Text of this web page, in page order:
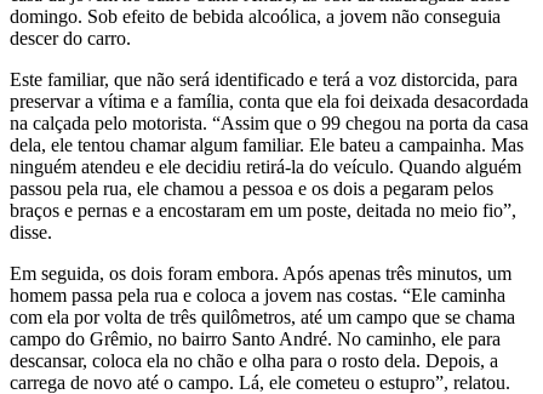
domingo. Sob efeito de bebida alcoólica, a jovem não conseguia
descer do carro.
Este familiar, que não será identificado e terá a voz distorcida, para
preservar a vítima e a família, conta que ela foi deixada desacordada
na calçada pelo motorista. “Assim que o 99 chegou na porta da casa
dela, ele tentou chamar algum familiar. Ele bateu a campainha. Mas
ninguém atendeu e ele decidiu retirá-la do veículo. Quando alguém
passou pela rua, ele chamou a pessoa e os dois a pegaram pelos
braços e pernas e a encostaram em um poste, deitada no meio fio”,
disse.
Em seguida, os dois foram embora. Após apenas três minutos, um
homem passa pela rua e coloca a jovem nas costas. “Ele caminha
com ela por volta de três quilômetros, até um campo que se chama
campo do Grêmio, no bairro Santo André. No caminho, ele para
descansar, coloca ela no chão e olha para o rosto dela. Depois, a
carrega de novo até o campo. Lá, ele cometeu o estupro”, relatou.